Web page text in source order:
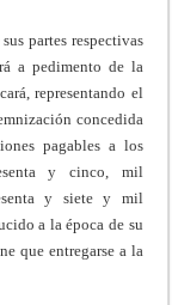
partes respectivas
a pedimento de la
representando el
concedida
pagables a los
y cinco, mil
y siete y mil
a la época de su
que entregarse a la